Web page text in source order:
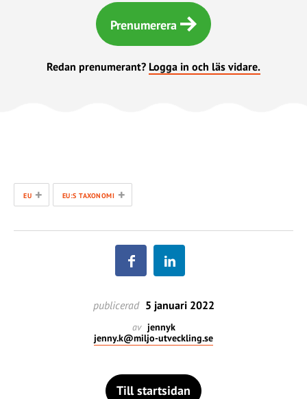
Prenumerera
Redan prenumerant? Logga in och läs vidare.
EU + EU:S TAXONOMI +
publicerad 5 januari 2022
av jennyk
jenny.k@miljo-utveckling.se
Till startsidan